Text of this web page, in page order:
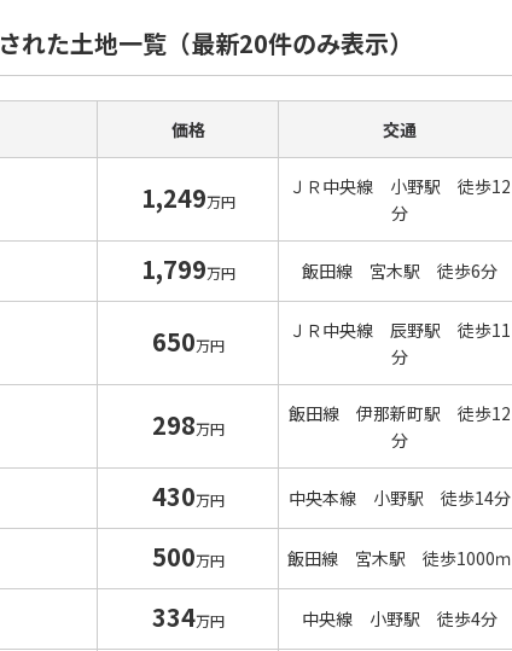
された土地一覧（最新20件のみ表示）
価格 交通
1,249万円
ＪＲ中央線 小野駅 徒歩12
分
1,799万円 飯田線 宮木駅 徒歩6分
650万円
ＪＲ中央線 辰野駅 徒歩11
分
298万円
飯田線 伊那新町駅 徒歩12
分
430万円 中央本線 小野駅 徒歩14分
500万円 飯田線 宮木駅 徒歩1000ｍ
334万円 中央線 小野駅 徒歩4分